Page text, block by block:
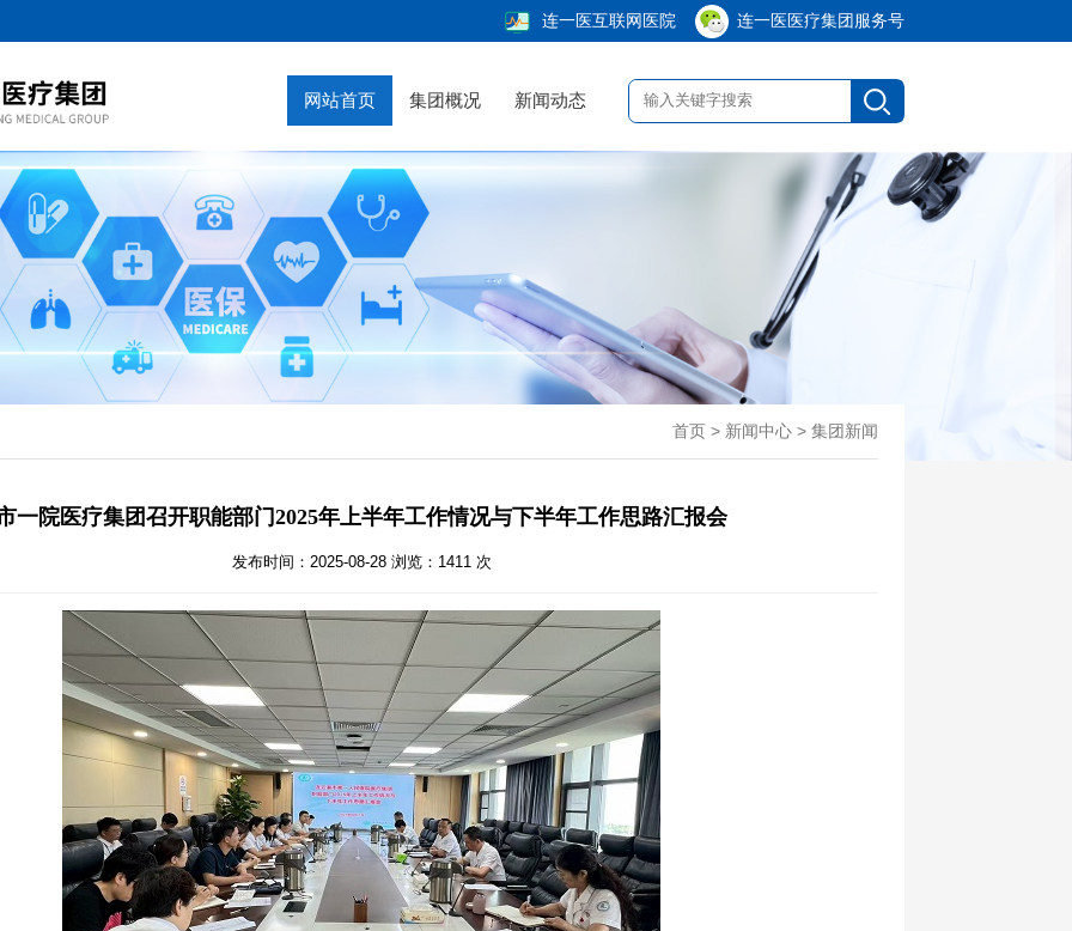
连一医互联网医院 连一医医疗集团服务号
网站首页 集团概况 新闻动态
首页> 新闻中心 > 集团新闻
一院医疗集团召开职能部门2025年上半年工作情况与下半年工作思路汇报会
发布时间：2025-08-28 浏览：1411 次